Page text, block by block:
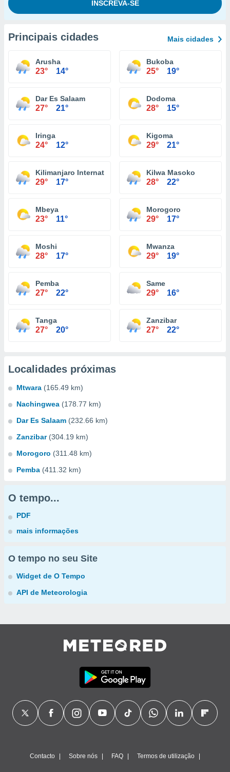
Principais cidades Mais cidades
Arusha
23° 14°
Bukoba
25° 19°
Dar Es Salaam
27° 21°
Dodoma
28° 15°
Iringa
24° 12°
Kigoma
29° 21°
Kilimanjaro International Airport
29° 17°
Kilwa Masoko
28° 22°
Mbeya
23° 11°
Morogoro
29° 17°
Moshi
28° 17°
Mwanza
29° 19°
Pemba
27° 22°
Same
29° 16°
Tanga
27° 20°
Zanzibar
27° 22°
Localidades próximas
Mtwara (165.49 km)
Nachingwea (178.77 km)
Dar Es Salaam (232.66 km)
Zanzibar (304.19 km)
Morogoro (311.48 km)
Pemba (411.32 km)
O tempo...
PDF
mais informações
O tempo no seu Site
Widget de O Tempo
API de Meteorologia
Contacto Sobre nós FAQ Termos de utilização